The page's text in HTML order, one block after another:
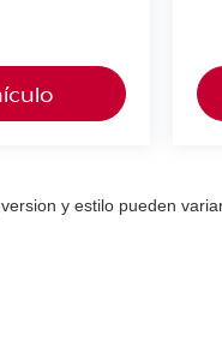
y estilo pueden